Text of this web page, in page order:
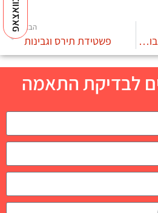
בטטה בגריל עם מוס אבוקדו וביצה רכה
הבא
פשטידת תירס וגבינות
לבדיקת התאמה